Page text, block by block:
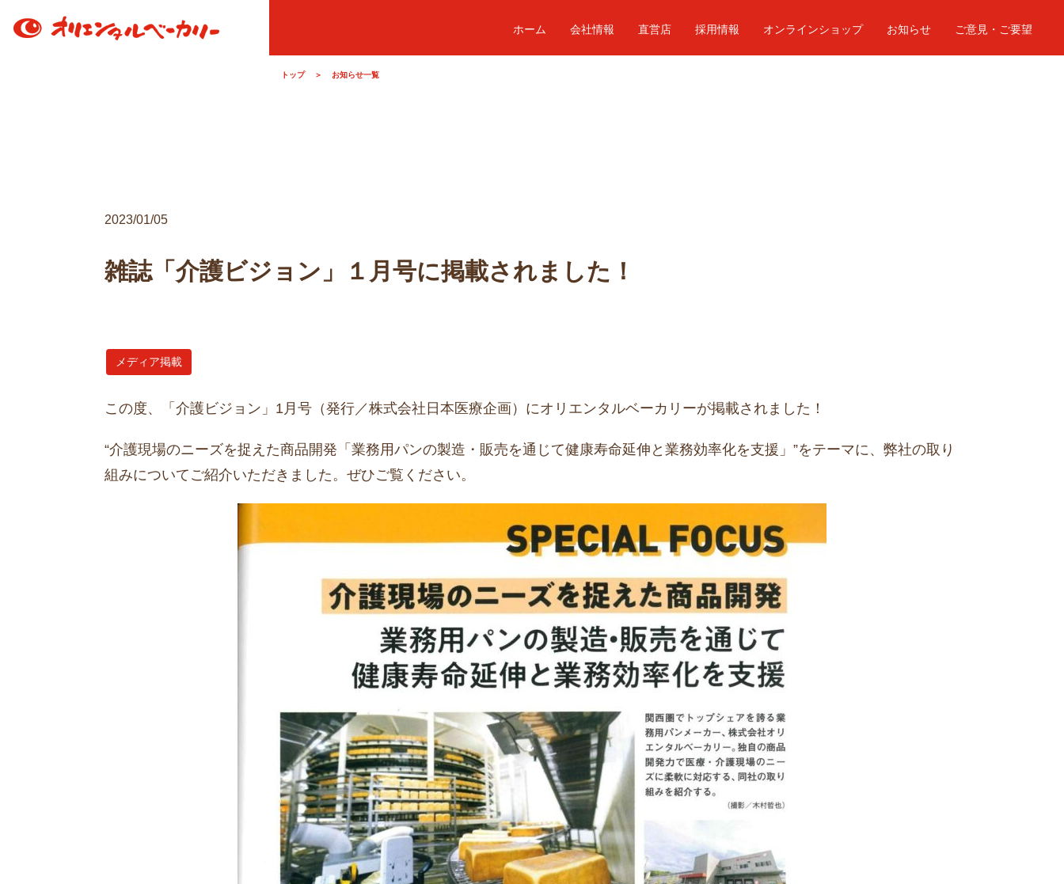
トップ ＞ お知らせ一覧
ホーム 会社情報 直営店 採用情報 オンラインショップ お知らせ ご意見・ご要望
2023/01/05
雑誌「介護ビジョン」１月号に掲載されました！
メディア掲載
この度、「介護ビジョン」1月号（発行／株式会社日本医療企画）にオリエンタルベーカリーが掲載されました！
“介護現場のニーズを捉えた商品開発「業務用パンの製造・販売を通じて健康寿命延伸と業務効率化を支援」”をテーマに、弊社の取り
組みについてご紹介いただきました。ぜひご覧ください。